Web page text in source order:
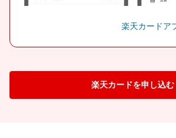
楽天カードア
楽天カードを申し込む